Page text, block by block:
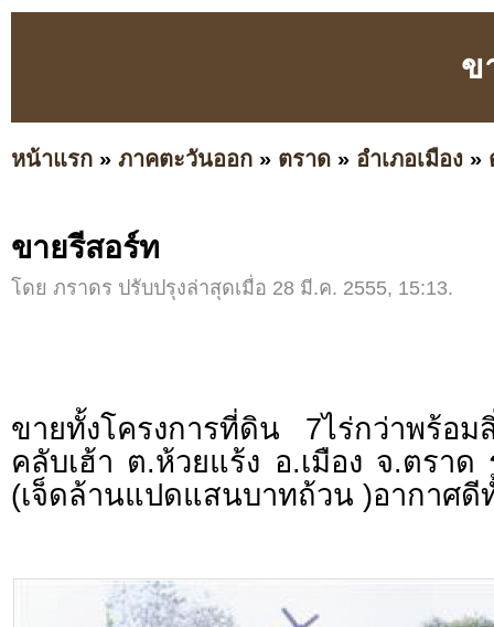
ข
หน้าแรก » ภาคตะวันออก » ตราด » อำเภอเมือง »
ขายรีสอร์ท
โดย ภราดร ปรับปรุงล่าสุดเมื่อ 28 มี.ค. 2555, 15:13.
ขายทั้งโครงการที่ดิน 7ไร่กว่าพร้อม
คลับเฮ้า ต.ห้วยแร้ง อ.เมือง จ.ตรา
(เจ็ดล้านแปดแสนบาทถ้วน )อากาศดี